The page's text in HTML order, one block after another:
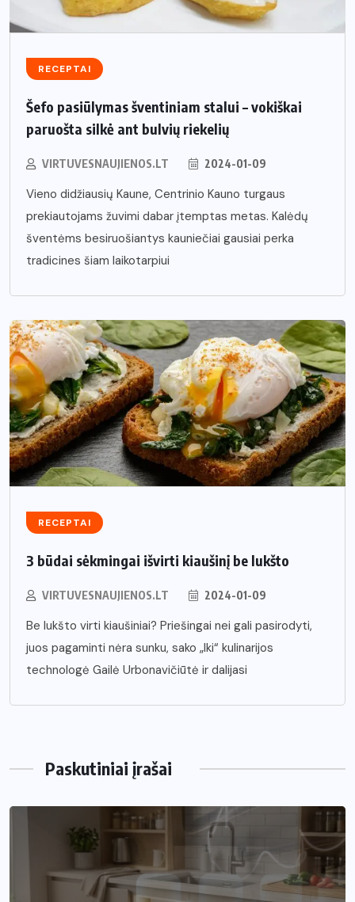
RECEPTAI
Šefo pasiūlymas šventiniam stalui – vokiškai
paruošta silkė ant bulvių riekelių
VIRTUVESNAUJIENOS.LT 2024-01-09
Vieno didžiausių Kaune, Centrinio Kauno turgaus
prekiautojams žuvimi dabar įtemptas metas. Kalėdų
šventėms besiruošiantys kauniečiai gausiai perka
tradicines šiam laikotarpiui
RECEPTAI
3 būdai sėkmingai išvirti kiaušinį be lukšto
VIRTUVESNAUJIENOS.LT 2024-01-09
Be lukšto virti kiaušiniai? Priešingai nei gali pasirodyti,
juos pagaminti nėra sunku, sako „Iki“ kulinarijos
technologė Gailė Urbonavičiūtė ir dalijasi
Paskutiniai įrašai